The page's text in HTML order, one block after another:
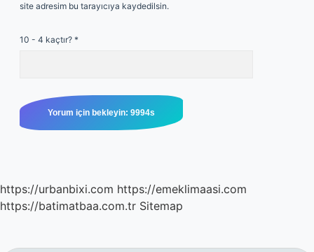
site adresim bu tarayıcıya kaydedilsin.
10 - 4 kaçtır? *
https://urbanbixi.com https://emeklimaasi.com
https://batimatbaa.com.tr Sitemap